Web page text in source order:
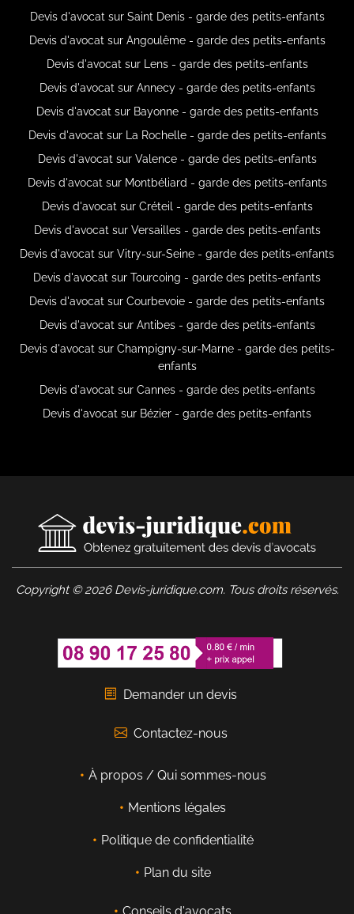
Devis d'avocat sur Saint Denis - garde des petits-enfants
Devis d'avocat sur Angoulême - garde des petits-enfants
Devis d'avocat sur Lens - garde des petits-enfants
Devis d'avocat sur Annecy - garde des petits-enfants
Devis d'avocat sur Bayonne - garde des petits-enfants
Devis d'avocat sur La Rochelle - garde des petits-enfants
Devis d'avocat sur Valence - garde des petits-enfants
Devis d'avocat sur Montbéliard - garde des petits-enfants
Devis d'avocat sur Créteil - garde des petits-enfants
Devis d'avocat sur Versailles - garde des petits-enfants
Devis d'avocat sur Vitry-sur-Seine - garde des petits-enfants
Devis d'avocat sur Tourcoing - garde des petits-enfants
Devis d'avocat sur Courbevoie - garde des petits-enfants
Devis d'avocat sur Antibes - garde des petits-enfants
Devis d'avocat sur Champigny-sur-Marne - garde des petits-
enfants
Devis d'avocat sur Cannes - garde des petits-enfants
Devis d'avocat sur Bézier - garde des petits-enfants
Copyright © 2026 Devis-juridique.com. Tous droits réservés.
Demander un devis
Contactez-nous
À propos / Qui sommes-nous
Mentions légales
Politique de confidentialité
Plan du site